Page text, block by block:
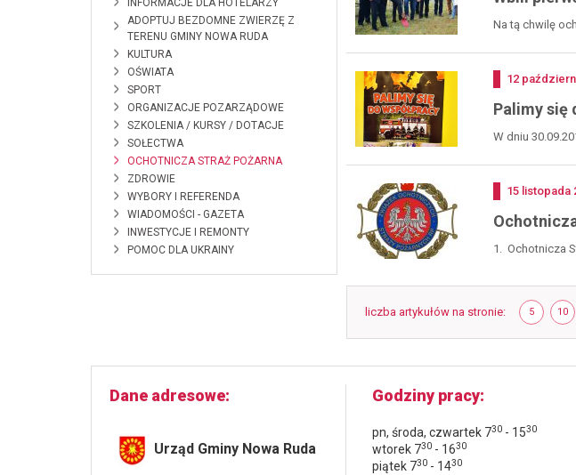
INFORMACJE DLA HOTELARZY
ADOPTUJ BEZDOMNE ZWIERZĘ Z
TERENU GMINY NOWA RUDA
KULTURA
OŚWIATA
SPORT
ORGANIZACJE POZARZĄDOWE
SZKOLENIA / KURSY / DOTACJE
SOŁECTWA
OCHOTNICZA STRAŻ POŻARNA
ZDROWIE
WYBORY I REFERENDA
WIADOMOŚCI - GAZETA
INWESTYCJE I REMONTY
POMOC DLA UKRAINY
Na tą chwilę
Dodano
12
Palimy się
W dniu
Dodano
15 listopada
1. Ochotnicza
liczba artykułów na stronie POKAŻ
5
NA
10
NA
Dane adresowe
Urząd Gminy Nowa Ruda
Godziny pracy
pn, środa, czwartek 730- 1530
wtorek 730- 1630
piątek 730- 1430